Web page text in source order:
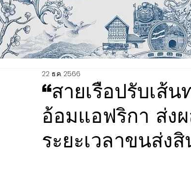
“สายเรือปรับเส้น
อ้อมแอฟริกา ส่ง
ระยะเวลาขนส่ง
22 ธ.ค. 2566